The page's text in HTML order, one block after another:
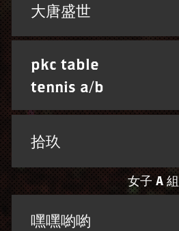
大唐盛世
pkc table
tennis a/b
拾玖
女子 A 組
嘿嘿喲喲